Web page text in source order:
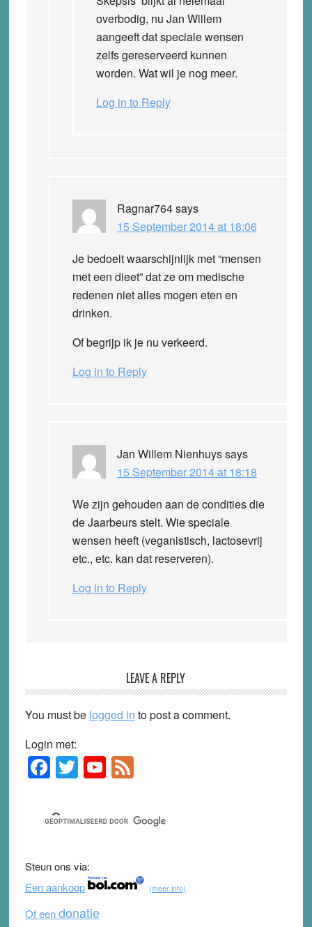
overbodig, nu Jan Willem
aangeeft dat speciale wensen
zelfs gereserveerd kunnen
worden. Wat wil je nog meer.
Log in to Reply
Ragnar764says
15 September 2014 at 18:06
Je bedoelt waarschijnlijk met “mensen
met een dieet” dat ze om medische
redenen niet alles mogen eten en
drinken.
Of begrijp ik je nu verkeerd.
Log in to Reply
Jan Willem Nienhuyssays
15 September 2014 at 18:18
We zijn gehouden aan de condities die
de Jaarbeurs stelt. Wie speciale
wensen heeft (veganistisch, lactosevrij
etc., etc. kan dat reserveren).
Log in to Reply
LEAVE A REPLY
You must be logged in to post a comment.
Login met:
Primary
Sidebar
F
a
c
e
b
o
o
T
wi
tt
er
Y
o
u
T
b
e
F
e
d
Steun ons via:
Een aankoop
(meer info)
Of eendonatie